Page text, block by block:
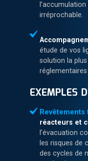
irréprochable.
étude de vos
solution la
EXEMPLES
Revêtements
réacteurs et
l’évacuation
les risques de
des cycles de